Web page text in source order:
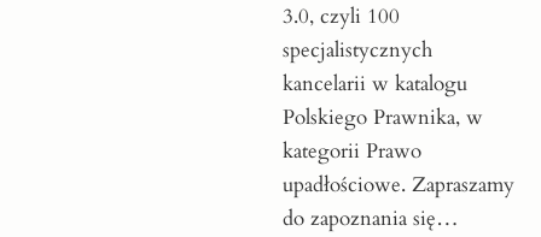
3.0, czyli 100
specjalistycznych
kancelarii w katalogu
Polskiego Prawnika, w
kategorii Prawo
upadłościowe. Zapraszamy
do zapoznania się…